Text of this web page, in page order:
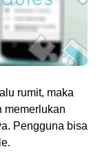
rumit, maka
memerlukan
Pengguna bisa